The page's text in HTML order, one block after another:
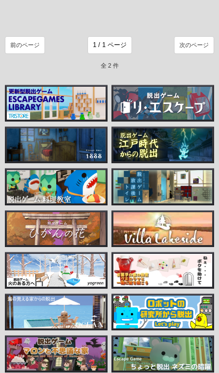
前のページ 次のページ
全 2 件